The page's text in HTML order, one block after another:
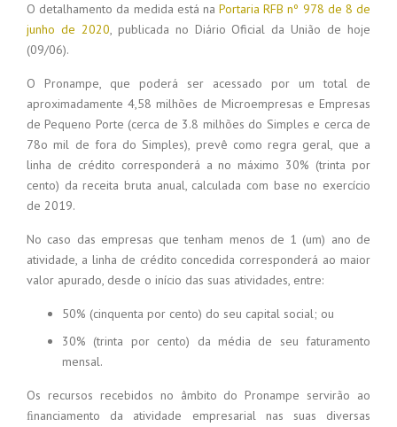
O detalhamento da medida está na Portaria RFB nº 978 de 8 de
junho de 2020, publicada no Diário Oficial da União de hoje
(09/06).
O Pronampe, que poderá ser acessado por um total de
aproximadamente 4,58 milhões de Microempresas e Empresas
de Pequeno Porte (cerca de 3.8 milhões do Simples e cerca de
78o mil de fora do Simples), prevê como regra geral, que a
linha de crédito corresponderá a no máximo 30% (trinta por
cento) da receita bruta anual, calculada com base no exercício
de 2019.
No caso das empresas que tenham menos de 1 (um) ano de
atividade, a linha de crédito concedida corresponderá ao maior
valor apurado, desde o início das suas atividades, entre:
50% (cinquenta por cento) do seu capital social; ou
30% (trinta por cento) da média de seu faturamento
mensal.
Os recursos recebidos no âmbito do Pronampe servirão ao
ﬁnanciamento da atividade empresarial nas suas diversas